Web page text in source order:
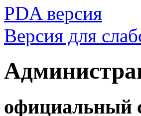
PDA версия
Версия для
официальный